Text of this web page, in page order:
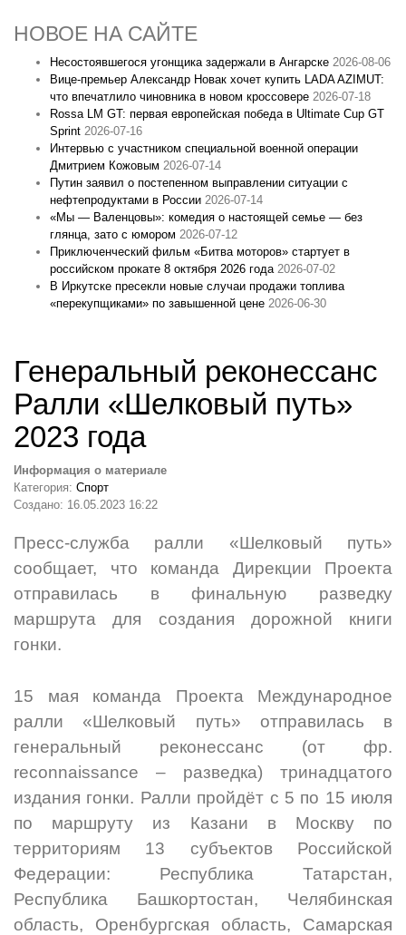
НОВОЕ НА САЙТЕ
Несостоявшегося угонщика задержали в Ангарске 2026-08-06
Вице‑премьер Александр Новак хочет купить LADA AZIMUT:
что впечатлило чиновника в новом кроссовере 2026-07-18
Rossa LM GT: первая европейская победа в Ultimate Cup GT
Sprint 2026-07-16
Интервью с участником специальной военной операции
Дмитрием Кожовым 2026-07-14
Путин заявил о постепенном выправлении ситуации с
нефтепродуктами в России 2026-07-14
«Мы — Валенцовы»: комедия о настоящей семье — без
глянца, зато с юмором 2026-07-12
Приключенческий фильм «Битва моторов» стартует в
российском прокате 8 октября 2026 года 2026-07-02
В Иркутске пресекли новые случаи продажи топлива
«перекупщиками» по завышенной цене 2026-06-30
Генеральный реконессанс
Ралли «Шелковый путь»
2023 года
Информация о материале
Категория: Спорт
Создано: 16.05.2023 16:22
Пресс-служба ралли «Шелковый путь»
сообщает, что команда Дирекции Проекта
отправилась в финальную разведку
маршрута для создания дорожной книги
гонки.
15 мая команда Проекта Международное
ралли «Шелковый путь» отправилась в
генеральный реконессанс (от фр.
reconnaissance – разведка) тринадцатого
издания гонки. Ралли пройдёт с 5 по 15 июля
по маршруту из Казани в Москву по
территориям 13 субъектов Российской
Федерации: Республика Татарстан,
Республика Башкортостан, Челябинская
область, Оренбургская область, Самарская